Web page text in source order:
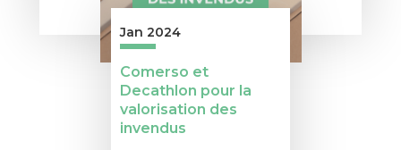
Jan 2024
Comerso et
Decathlon pour la
valorisation des
invendus